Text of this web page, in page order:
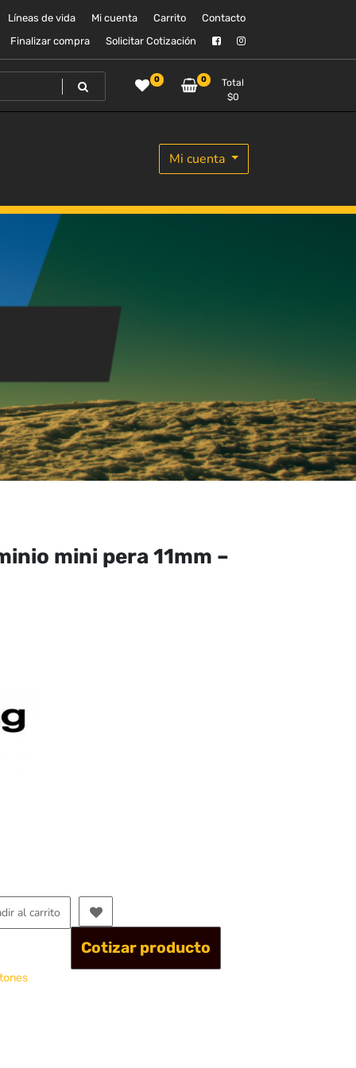
Líneas de vida Mi cuenta Carrito
Contacto
Finalizar compra
Solicitar Cotización
0 0
Total
$0
Mi cuenta
mini pera 11mm –
al carrito
Cotizar producto